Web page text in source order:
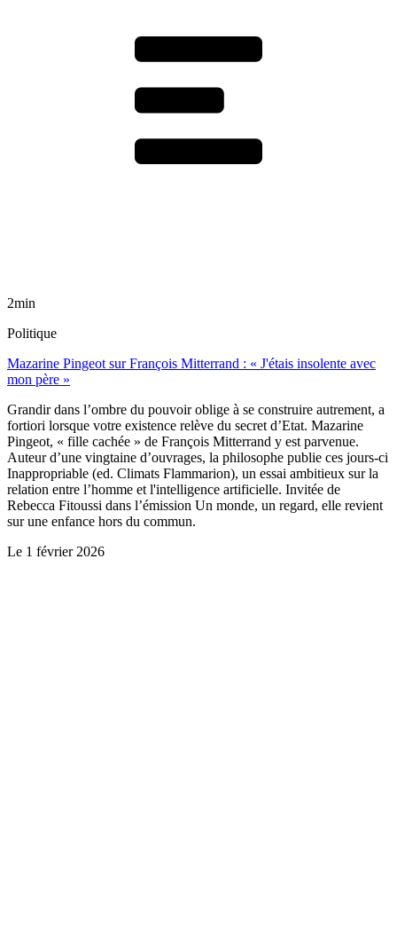
2min
Politique
Mazarine Pingeot sur François Mitterrand : « J'étais insolente avec
mon père »
Grandir dans l’ombre du pouvoir oblige à se construire autrement, a
fortiori lorsque votre existence relève du secret d’Etat. Mazarine
Pingeot, « fille cachée » de François Mitterrand y est parvenue.
Auteur d’une vingtaine d’ouvrages, la philosophe publie ces jours-ci
Inappropriable (ed. Climats Flammarion), un essai ambitieux sur la
relation entre l’homme et l'intelligence artificielle. Invitée de
Rebecca Fitoussi dans l’émission Un monde, un regard, elle revient
sur une enfance hors du commun.
Le 1 février 2026